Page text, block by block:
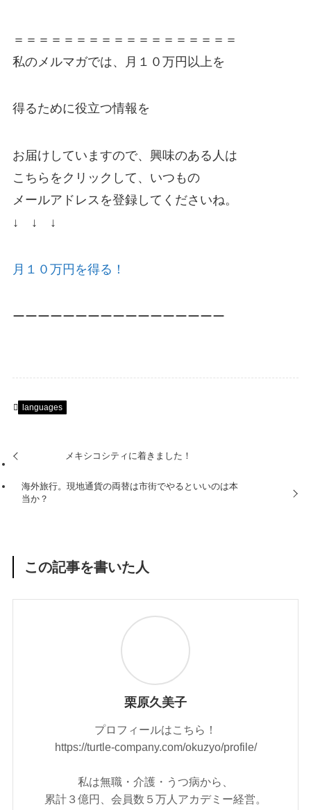
＝＝＝＝＝＝＝＝＝＝＝＝＝＝＝＝＝＝
私のメルマガでは、月１０万円以上を
得るために役立つ情報を
お届けしていますので、興味のある人は
こちらをクリックして、いつもの
メールアドレスを登録してくださいね。
↓ ↓ ↓
月１０万円を得る！
ーーーーーーーーーーーーーーーーー
languages
メキシコシティに着きました！
海外旅行。現地通貨の両替は市街でやるといいのは本
当か？
この記事を書いた人
栗原久美子
プロフィールはこちら！
https://turtle-company.com/okuzyo/profile/
私は無職・介護・うつ病から、
累計３億円、会員数５万人アカデミー経営。